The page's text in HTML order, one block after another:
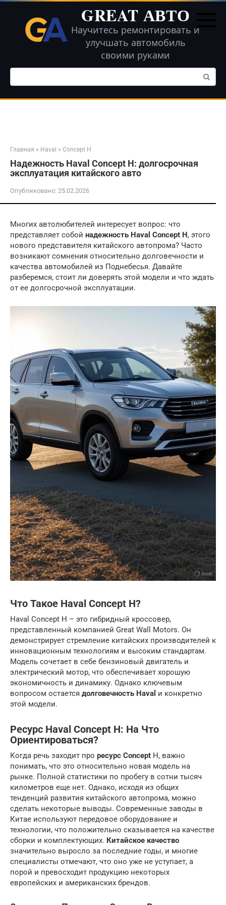
Перейти
контенту
GREAT АВТО
Научитесь ремонтировать и
улучшать автомобиль
своими руками
Поиск:
Главная » Haval » Concept H
Надежность Haval Concept H: долгосрочная
эксплуатация китайского авто
Опубликовано: 25.02.2026
Многих автолюбителей интересует вопрос: что
представляет собой надежность Haval Concept H, этого
нового представителя китайского автопрома? Часто
возникают сомнения относительно долговечности и
качества автомобилей из Поднебесья. Давайте
разберемся, стоит ли доверять этой модели и что ждать
от ее долгосрочной эксплуатации.
Что Такое Haval Concept H?
Haval Concept H – это гибридный кроссовер,
представленный компанией Great Wall Motors. Он
демонстрирует стремление китайских производителей к
инновационным технологиям и высоким стандартам.
Модель сочетает в себе бензиновый двигатель и
электрический мотор, что обеспечивает хорошую
экономичность и динамику. Однако ключевым
вопросом остается долговечность Haval и конкретно
этой модели.
Ресурс Haval Concept H: На Что
Ориентироваться?
Когда речь заходит про ресурс Concept H, важно
понимать, что это относительно новая модель на
рынке. Полной статистики по пробегу в сотни тысяч
километров еще нет. Однако, исходя из общих
тенденций развития китайского автопрома, можно
сделать некоторые выводы. Современные заводы в
Китае используют передовое оборудование и
технологии, что положительно сказывается на качестве
сборки и комплектующих. Китайское качество
значительно выросло за последние годы, и многие
специалисты отмечают, что оно уже не уступает, а
порой и превосходит продукцию некоторых
европейских и американских брендов.